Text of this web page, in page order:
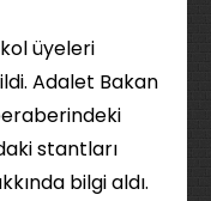
üyeleri
Adalet Bakan
stantları
bilgi aldı.